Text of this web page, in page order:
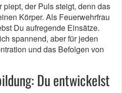
piept, der Puls steigt, denn das
Körper. Als Feuerwehrfrau
Du aufregende Einsätze.
spannend, aber für jeden
und das Befolgen von
Du entwickelst